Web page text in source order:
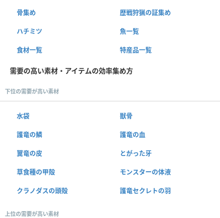
骨集め 歴戦狩猟の証集め
ハチミツ 魚一覧
食材一覧 特産品一覧
需要の高い素材・アイテムの効率集め方
下位の需要が高い素材
水袋 獣骨
護竜の鱗 護竜の血
翼竜の皮 とがった牙
草食種の甲殻 モンスターの体液
クラノダスの頭殻 護竜セクレトの羽
上位の需要が高い素材